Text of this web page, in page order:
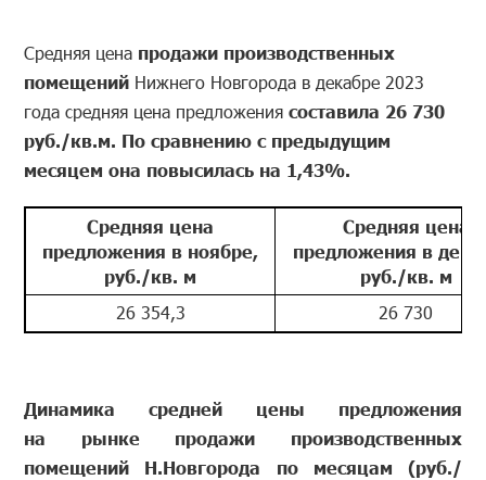
Средняя цена продажи производственных
помещений Нижнего Новгорода в декабре 2023
года средняя цена предложениясоставила 26 730
руб./кв.м. По сравнению с предыдущим
месяцем она повысилась на 1,43%.
Средняя цена
предложения в ноябре,
руб./кв. м
Средняя цена
предложения в
руб./кв. м
26 354,3 26 730
Динамика средней цены предложения
на рынке продажи производственных
помещений Н.Новгорода по месяцам (руб./